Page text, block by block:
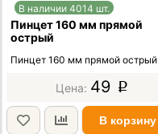
В наличии 4014 шт.
Пинцет 160 мм прямой
острый
Пинцет 160 мм прямой острый
49 p
В корзину